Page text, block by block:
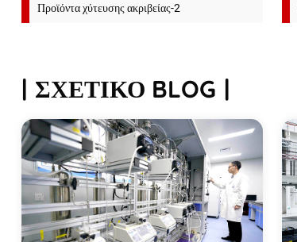
Προϊόντα χύτευσης ακριβείας-2
ΣΧΕΤΙΚΌ BLOG